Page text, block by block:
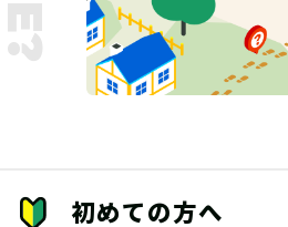
初めての方へ